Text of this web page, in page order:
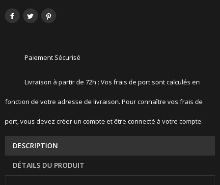
Paiement Sécurisé
Livraison à partir de 72h : Vos frais de port sont calculés en
fonction de votre adresse de livraison. Pour connaître vos frais de
port, vous devez créer un compte et être connecté à votre compte.
DESCRIPTION
DÉTAILS DU PRODUIT